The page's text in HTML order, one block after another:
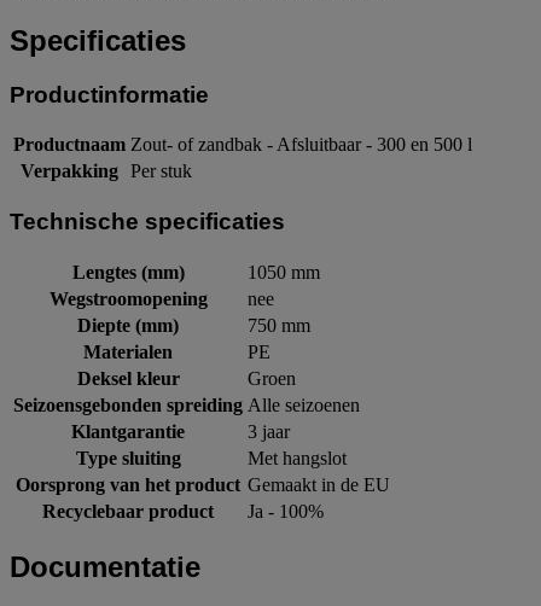
Specificaties
Productinformatie
Productnaam Zout- of zandbak - Afsluitbaar - 300 en 500 l
Verpakking Per stuk
Technische specificaties
Lengtes (mm)
1050 mm
Wegstroomopening
nee
Diepte (mm)
750 mm
Materialen
PE
Deksel kleur
Groen
Seizoensgebonden spreiding Alle seizoenen
Klantgarantie
3 jaar
Type sluiting
Met hangslot
Oorsprong van het product Gemaakt in de EU
Recyclebaar product
Ja - 100%
Documentatie